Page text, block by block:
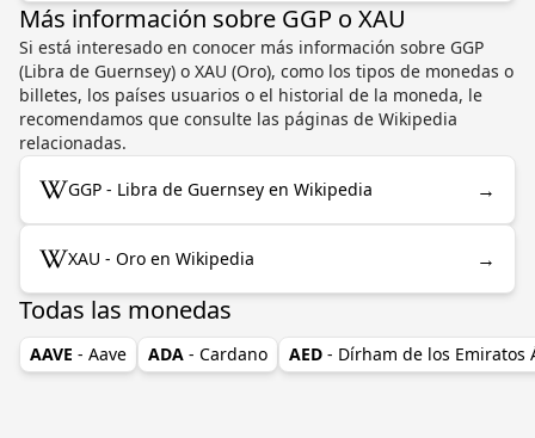
Más información sobre GGP o XAU
Si está interesado en conocer más información sobre GGP
(Libra de Guernsey) o XAU (Oro), como los tipos de monedas o
billetes, los países usuarios o el historial de la moneda, le
recomendamos que consulte las páginas de Wikipedia
relacionadas.
GGP - Libra de Guernsey en Wikipedia →
XAU - Oro en Wikipedia →
Todas las monedas
AAVE - Aave ADA - Cardano AED - Dírham de los Emiratos